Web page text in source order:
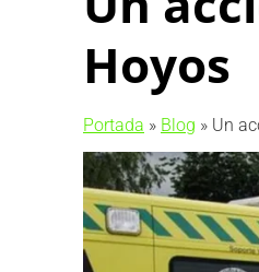
Hoyos
Portada » Blog » Un